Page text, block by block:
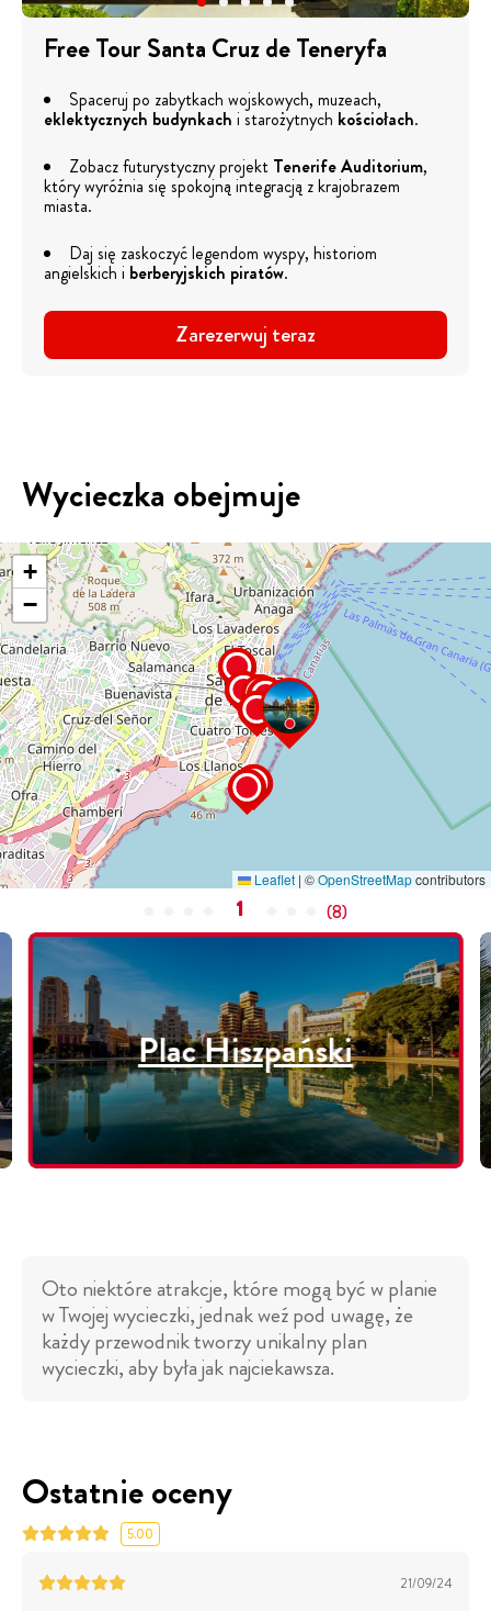
Free Tour Santa Cruz de Teneryfa
Spaceruj po zabytkach wojskowych, muzeach,
eklektycznych budynkach i starożytnych kościołach.
Zobacz futurystyczny projekt Tenerife Auditorium,
który wyróżnia się spokojną integracją z krajobrazem
miasta.
Daj się zaskoczyć legendom wyspy, historiom
angielskich i berberyjskich piratów.
Zarezerwuj teraz
Wycieczka obejmuje
+
−
Leaflet | ©OpenStreetMapcontributors
1 (8)
Plac Hiszpański
Oto niektóre atrakcje, które mogą być w planie
w Twojej wycieczki, jednak weź pod uwagę, że
każdy przewodnik tworzy unikalny plan
wycieczki, aby była jak najciekawsza.
Ostatnie oceny
5.00
21/09/24